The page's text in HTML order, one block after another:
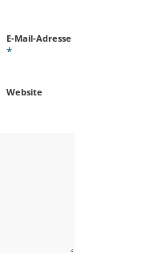
E-Mail-Adresse
*
Website